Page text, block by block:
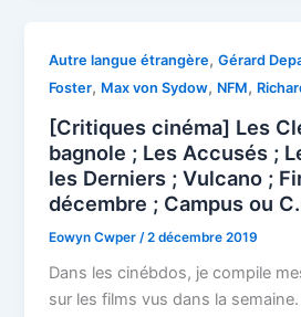
Autre langue étrangère,Gérard
Foster, Max von Sydow, NFM,
[Critiques cinéma] Les
bagnole ; Les Accusés ;
les Derniers ; Vulcano ;
décembre ; Campus ou
Eowyn Cwper /2 décembre 2019
Dans les cinébdos, je compile
sur les films vus dans la semaine.